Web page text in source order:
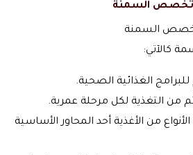
تخصص السمنة
تخصص السمنة
كالآتي:
الغذائية الصحية.
من التغذية لكل مرحلة عمرية.
من الأغذية أحد المحاور الأساسية